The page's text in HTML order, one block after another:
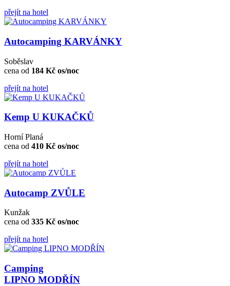
přejít na hotel
Autocamping KARVÁNKY
Soběslav
cena od 184 Kč os/noc
přejít na hotel
Kemp U KUKAČKŮ
Horní Planá
cena od 410 Kč os/noc
přejít na hotel
Autocamp ZVŮLE
Kunžak
cena od 335 Kč os/noc
přejít na hotel
Camping
LIPNO MODŘÍN